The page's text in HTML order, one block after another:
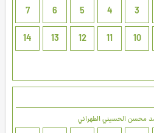
3
4
5
6
7
10
11
12
13
14
محسن الحسيني الطهراني